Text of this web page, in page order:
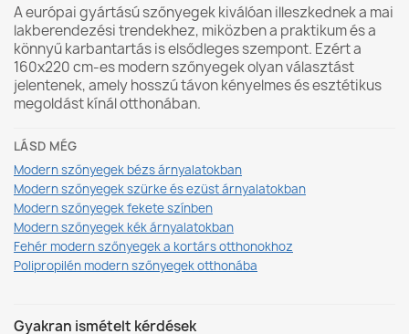
A európai gyártású szőnyegek kiválóan illeszkednek a mai
lakberendezési trendekhez, miközben a praktikum és a
könnyű karbantartás is elsődleges szempont. Ezért a
160x220 cm-es modern szőnyegek olyan választást
jelentenek, amely hosszú távon kényelmes és esztétikus
megoldást kínál otthonában.
LÁSD MÉG
Modern szőnyegek bézs árnyalatokban
Modern szőnyegek szürke és ezüst árnyalatokban
Modern szőnyegek fekete színben
Modern szőnyegek kék árnyalatokban
Fehér modern szőnyegek a kortárs otthonokhoz
Polipropilén modern szőnyegek otthonába
Gyakran ismételt kérdések